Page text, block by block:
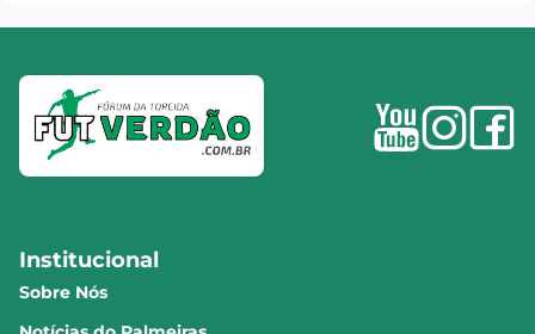
Institucional
Sobre Nós